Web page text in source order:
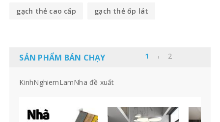
gạch thẻ cao cấp gạch thẻ ốp lát
SẢN PHẨM BÁN CHẠY
KinhNghiemLamNha đề xuất